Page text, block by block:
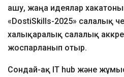
ашу, жаңа идеялар
«DostiSkills-2025» салалық
халықаралық салалық
жоспарланып отыр.
Сондай-ақ ІТ hub және